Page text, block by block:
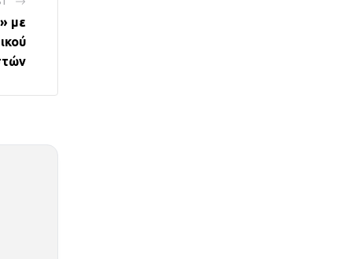
με